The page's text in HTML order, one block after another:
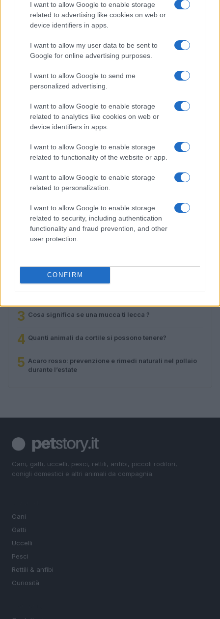
I want to allow Google to enable storage
related to advertising like cookies on web or
device identifiers in apps.
I want to allow my user data to be sent to
Google for online advertising purposes.
I want to allow Google to send me
personalized advertising.
I want to allow Google to enable storage
related to analytics like cookies on web or
device identifiers in apps.
I want to allow Google to enable storage
related to functionality of the website or app.
I want to allow Google to enable storage
related to personalization.
I want to allow Google to enable storage
related to security, including authentication
functionality and fraud prevention, and other
user protection.
CONFIRM
per contenere il contagio
Greta Salvati · 25 Lug 2026
Ravensburger my first Puzzle fattoria: set con 3
puzzle incorniciati per bambini 2-4 anni
per un pollaio efficiente
2 Peste suina africana in Toscana: controlli e blocchi per
3 Cosa significa se una mucca ti lecca ?
4 Quanti animali da cortile si possono tenere?
5 Acaro rosso: prevenzione e rimedi naturali nel pollaio
durante l’estate
Cani, gatti, uccelli, pesci, rettili, anfibi, piccoli roditori,
conigli domestici e altri animali da compagnia.
Cani
Gatti
Uccelli
Pesci
Rettili & anfibi
Curiosità